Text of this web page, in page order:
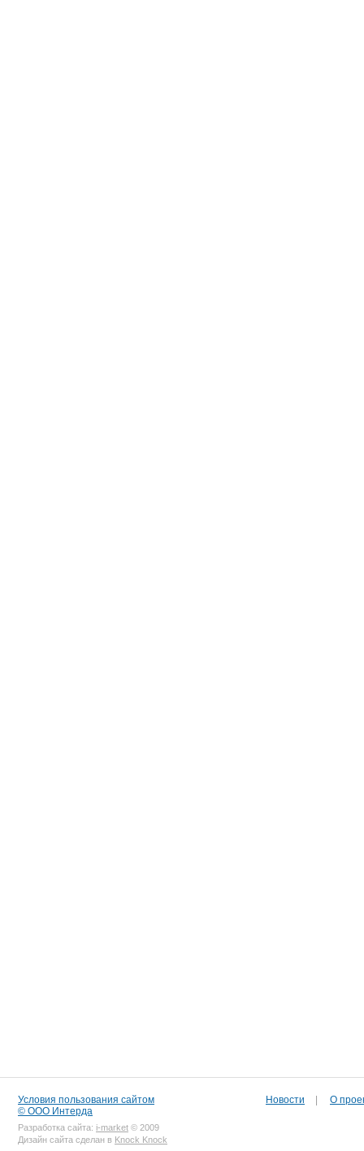
Условия пользования сайтом
© ООО Интерда
Разработка сайта: i-market © 2009
Дизайн сайта сделан в Knock Knock
Новости О